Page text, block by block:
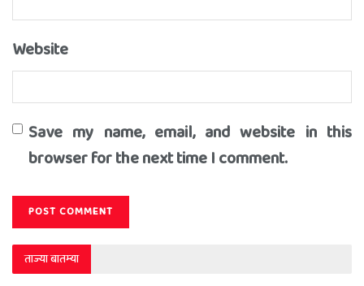
Website
Save my name, email, and website in this
browser for the next time I comment.
ताज्या बातम्या